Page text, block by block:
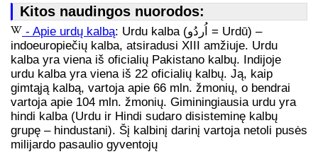
Kitos naudingos nuorodos:
- Apie urdų kalbą: Urdu kalba (اُردُو = Urdū) –
indoeuropiečių kalba, atsiradusi XIII amžiuje. Urdu
kalba yra viena iš oficialių Pakistano kalbų. Indijoje
urdu kalba yra viena iš 22 oficialių kalbų. Ją, kaip
gimtąją kalbą, vartoja apie 66 mln. žmonių, o bendrai
vartoja apie 104 mln. žmonių. Giminingiausia urdu yra
hindi kalba (Urdu ir Hindi sudaro disisteminę kalbų
grupę – hindustani). Šį kalbinį darinį vartoja netoli pusės
milijardo pasaulio gyventojų